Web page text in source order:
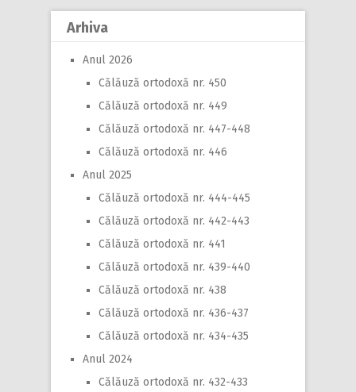
Arhiva
Anul 2026
Călăuză ortodoxă nr. 450
Călăuză ortodoxă nr. 449
Călăuză ortodoxă nr. 447-448
Călăuză ortodoxă nr. 446
Anul 2025
Călăuză ortodoxă nr. 444-445
Călăuză ortodoxă nr. 442-443
Călăuză ortodoxă nr. 441
Călăuză ortodoxă nr. 439-440
Călăuză ortodoxă nr. 438
Călăuză ortodoxă nr. 436-437
Călăuză ortodoxă nr. 434-435
Anul 2024
Călăuză ortodoxă nr. 432-433